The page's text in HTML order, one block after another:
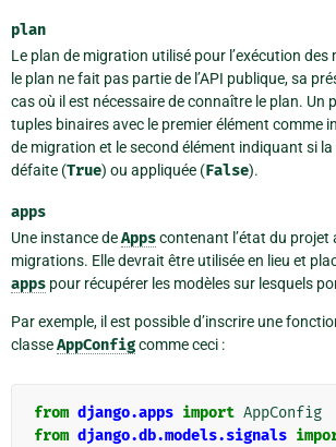
plan
Le plan de migration utilisé pour l’exécution
le plan ne fait pas partie de l’API publique, sa
cas où il est nécessaire de connaître le plan. Un
tuples binaires avec le premier élément comme
de migration et le second élément indiquant si
défaite (True) ou appliquée (False).
apps
Une instance deAppscontenant l’état du projet
migrations. Elle devrait être utilisée en lieu et
apps pour récupérer les modèles sur lesquels
Par exemple, il est possible d’inscrire une
classeAppConfigcomme ceci :
from django.apps import AppConfig
from django.db.models.signals